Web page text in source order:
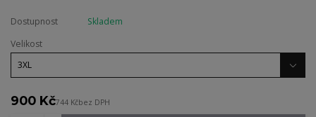
Dostupnost
Skladem
Velikost
900 Kč744 Kčbez DPH